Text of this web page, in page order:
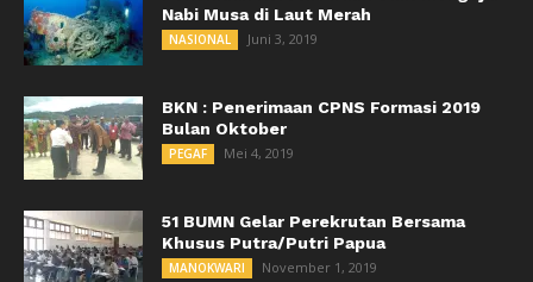
Nabi Musa di Laut Merah
NASIONAL Juni 3, 2019
BKN : Penerimaan CPNS Formasi 2019
Bulan Oktober
PEGAF Mei 4, 2019
51 BUMN Gelar Perekrutan Bersama
Khusus Putra/Putri Papua
MANOKWARI November 1, 2019